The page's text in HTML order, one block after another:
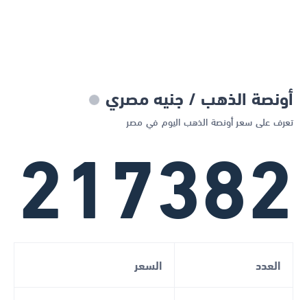
أونصة الذهب / جنيه مصري
تعرف على سعر أونصة الذهب اليوم في مصر
217382
العدد السعر